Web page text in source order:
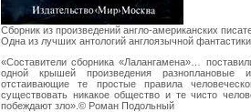
Сборник из произведений англо-американских
Одна из лучших антологий англоязычной
«Составители сборника «Лалангамена»…
одной крышей произведения разноплановые
отстаивающие те простые правила
существовать никакое общество и те чисто
побеждают зло».© Роман Подольный